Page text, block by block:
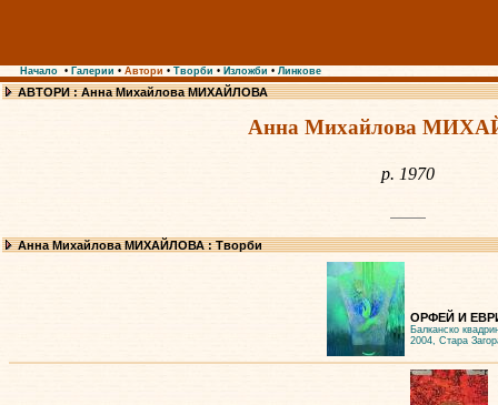
Начало • Галерии • Автори • Творби • Изложби • Линкове
АВТОРИ : Анна Михайлова МИХАЙЛОВА
Анна Михайлова
р. 1970
Анна Михайлова МИХАЙЛОВА : Творби
ОРФЕЙ И
Балканско
2004, Стара